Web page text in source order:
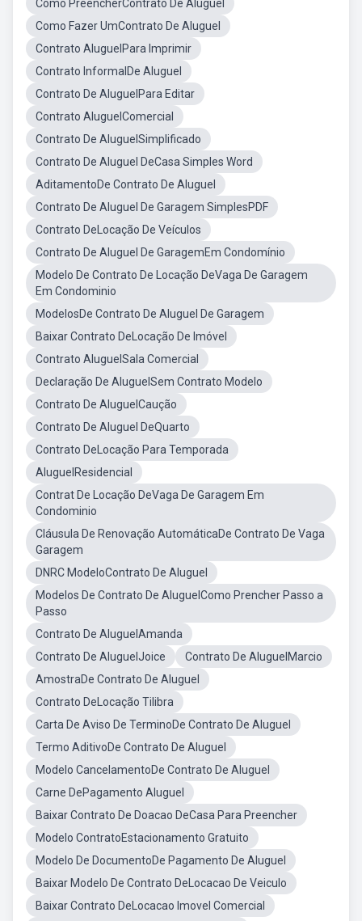
Como PreencherContrato De Aluguel
Como Fazer UmContrato De Aluguel
Contrato AluguelPara Imprimir
Contrato InformalDe Aluguel
Contrato De AluguelPara Editar
Contrato AluguelComercial
Contrato De AluguelSimplificado
Contrato De Aluguel DeCasa Simples Word
AditamentoDe Contrato De Aluguel
Contrato De Aluguel De Garagem SimplesPDF
Contrato DeLocação De Veículos
Contrato De Aluguel De GaragemEm Condomínio
Modelo De Contrato De Locação DeVaga De Garagem
Em Condominio
ModelosDe Contrato De Aluguel De Garagem
Baixar Contrato DeLocação De Imóvel
Contrato AluguelSala Comercial
Declaração De AluguelSem Contrato Modelo
Contrato De AluguelCaução
Contrato De Aluguel DeQuarto
Contrato DeLocação Para Temporada
AluguelResidencial
Contrat De Locação DeVaga De Garagem Em
Condominio
Cláusula De Renovação AutomáticaDe Contrato De Vaga
Garagem
DNRC ModeloContrato De Aluguel
Modelos De Contrato De AluguelComo Prencher Passo a
Passo
Contrato De AluguelAmanda
Contrato De AluguelJoice
Contrato De AluguelMarcio
AmostraDe Contrato De Aluguel
Contrato DeLocação Tilibra
Carta De Aviso De TerminoDe Contrato De Aluguel
Termo AditivoDe Contrato De Aluguel
Modelo CancelamentoDe Contrato De Aluguel
Carne DePagamento Aluguel
Baixar Contrato De Doacao DeCasa Para Preencher
Modelo ContratoEstacionamento Gratuito
Modelo De DocumentoDe Pagamento De Aluguel
Baixar Modelo De Contrato DeLocacao De Veiculo
Baixar Contrato DeLocacao Imovel Comercial